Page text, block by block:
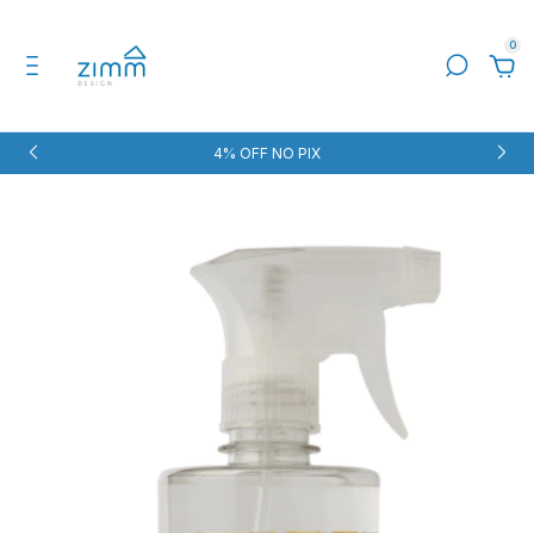
0
4% OFF NO PIX